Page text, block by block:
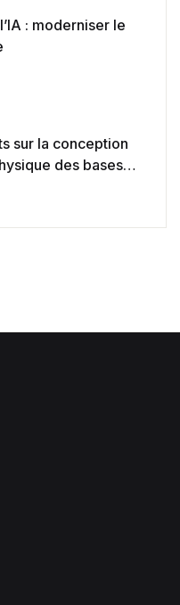
: moderniser le
sur la conception
des bases